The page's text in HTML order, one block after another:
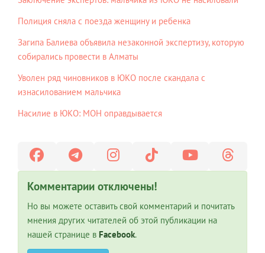
Полиция сняла с поезда женщину и ребенка
Загипа Балиева объявила незаконной экспертизу, которую
собирались провести в Алматы
Уволен ряд чиновников в ЮКО после скандала с
изнасилованием мальчика
Насилие в ЮКО: МОН оправдывается
Комментарии отключены!
Но вы можете оставить свой комментарий и почитать
мнения других читателей об этой публикации на
нашей странице в Facebook.